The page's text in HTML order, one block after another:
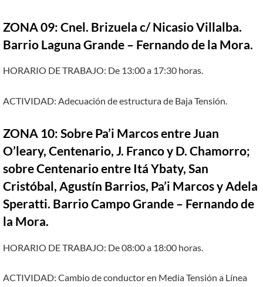
ZONA 09: Cnel. Brizuela c/ Nicasio Villalba.
Barrio Laguna Grande – Fernando de la Mora.
HORARIO DE TRABAJO: De 13:00 a 17:30 horas.
ACTIVIDAD: Adecuación de estructura de Baja Tensión.
ZONA 10: Sobre Pa’i Marcos entre Juan
O’leary, Centenario, J. Franco y D. Chamorro;
sobre Centenario entre Itá Ybaty, San
Cristóbal, Agustín Barrios, Pa’i Marcos y Adela
Speratti. Barrio Campo Grande – Fernando de
la Mora.
HORARIO DE TRABAJO: De 08:00 a 18:00 horas.
ACTIVIDAD: Cambio de conductor en Media Tensión a Línea